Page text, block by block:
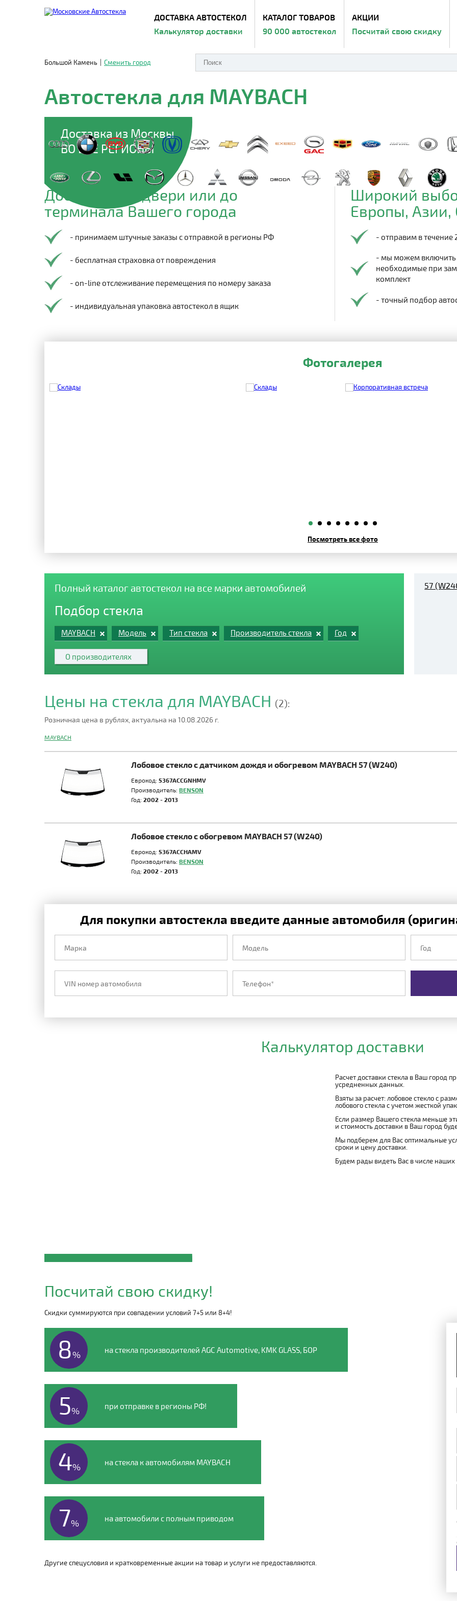
ДОСТАВКА АВТОСТЕКОЛ
Калькулятор доставки
КАТАЛОГ ТОВАРОВ
90 000 автостекол
АКЦИИ
Посчитай свою скидку
Большой Камень Сменить город
Автостекла для MAYBACH
Доставка из Москвы
ВО ВСЕ РЕГИОНЫ
Доставим до двери или до
терминала Вашего города
- принимаем штучные заказы с отправкой в регионы РФ
- бесплатная страховка от повреждения
- on-line отслеживание перемещения по номеру заказа
- индивидуальная упаковка автостекол в ящик
Широкий
Европы,
- отправим в течение
- мы можем включить
необходимые при
комплект
- точный подбор
Фотогалерея
Посмотреть все фото
Полный каталог автостекол на все марки автомобилей
Подбор стекла
MAYBACH Модель Тип стекла Производитель стекла Год
О производителях
57
Цены на стекла для MAYBACH (2):
Розничная цена в рублях, актуальна на 10.08.2026 г.
MAYBACH
Лобовое стекло с датчиком дождя и обогревом MAYBACH 57 (W240)
Еврокод: 5367ACCGNHMV
Производитель: BENSON
Год: 2002 - 2013
Лобовое стекло с обогревом MAYBACH 57 (W240)
Еврокод: 5367ACCHAMV
Производитель: BENSON
Год: 2002 - 2013
Для покупки автостекла введите данные автомобиля
Калькулятор доставки
Расчет доставки стекла в Ваш город
усредненных данных.
Взяты за расчет: лобовое стекло с
лобового стекла с учетом жесткой
Если размер Вашего стекла меньше
и стоимость доставки в Ваш город
Мы подберем для Вас оптимальные
сроки и цену доставки.
Будем рады видеть Вас в числе наших
MAYBACH
по телефону
8 (495) 135-00-54
Видео о компании
Посчитай свою скидку!
Скидки суммируются при совпадении условий 7+5 или 8+4!
8% на стекла производителей AGC Automotive, KMK GLASS, БОР
5% при отправке в регионы РФ!
4% на стекла к автомобилям MAYBACH
7% на автомобили с полным приводом
Другие спецусловия и кратковременные акции на товар и услуги не предоставляются.